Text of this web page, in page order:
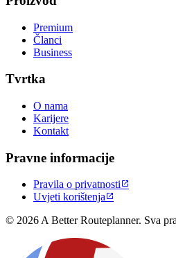
Premium
Članci
Business
Tvrtka
O nama
Karijere
Kontakt
Pravne informacije
Pravila o privatnosti
Uvjeti korištenja
© 2026 A Better Routeplanner. Sva